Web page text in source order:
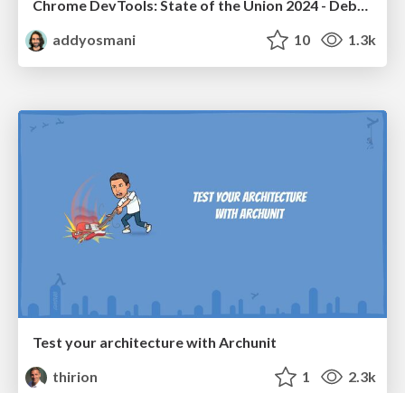
Chrome DevTools: State of the Union 2024 - Debugging React & Beyond
addyosmani
10 1.3k
Test your architecture with Archunit
thirion
1 2.3k